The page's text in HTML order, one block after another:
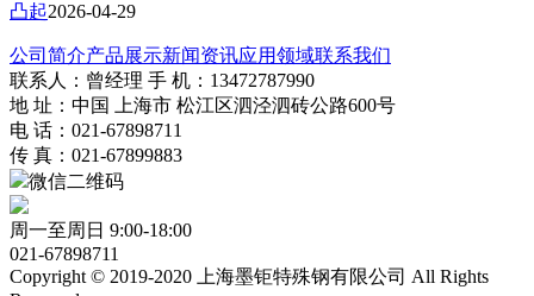
凸起2026-04-29
公司简介产品展示新闻资讯应用领域联系我们
联系人：曾经理 手 机：13472787990
地 址：中国 上海市 松江区泗泾泗砖公路600号
电 话：021-67898711
传 真：021-67899883
微信二维码
周一至周日 9:00-18:00
021-67898711
Copyright © 2019-2020 上海墨钜特殊钢有限公司 All Rights